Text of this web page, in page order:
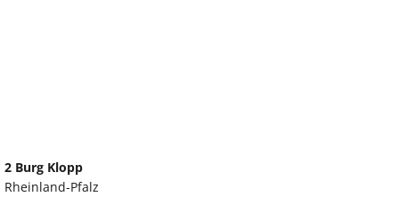
2 Burg Klopp
Rheinland-Pfalz